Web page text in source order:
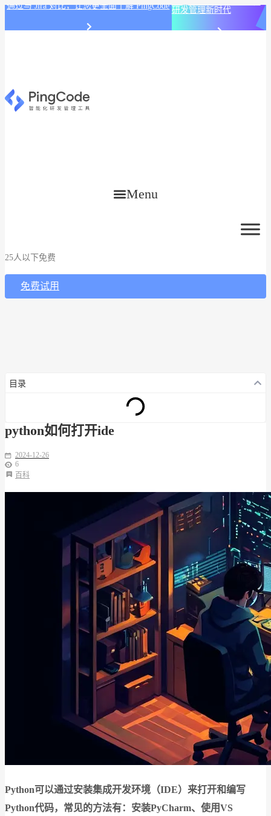
通过与 Jira 对比，让您更全面了解 PingCode 研发管理新时代
Menu
25人以下免费
免费试用
目录
python如何打开ide
2024-12-26
6
百科
Python可以通过安装集成开发环境（IDE）来打开和编写
Python代码，常见的方法有：安装PyCharm、使用VS